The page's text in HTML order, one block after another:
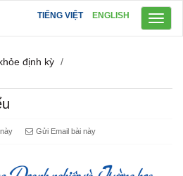
TIẾNG VIỆT ENGLISH
định kỳ /
Gửi Email bài này